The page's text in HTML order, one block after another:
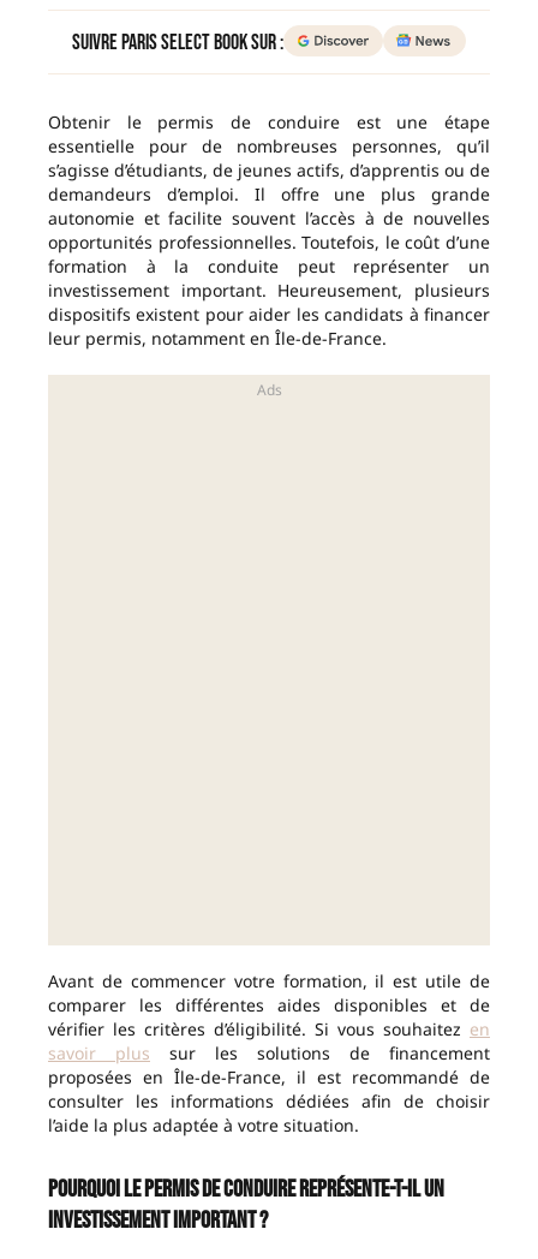
Suivre Paris Select Book sur :
Obtenir le permis de conduire est une étape
essentielle pour de nombreuses personnes, qu’il
s’agisse d’étudiants, de jeunes actifs, d’apprentis ou de
demandeurs d’emploi. Il offre une plus grande
autonomie et facilite souvent l’accès à de nouvelles
opportunités professionnelles. Toutefois, le coût d’une
formation à la conduite peut représenter un
investissement important. Heureusement, plusieurs
dispositifs existent pour aider les candidats à financer
leur permis, notamment en Île-de-France.
Avant de commencer votre formation, il est utile de
comparer les différentes aides disponibles et de
vérifier les critères d’éligibilité. Si vous souhaitez en
savoir plus sur les solutions de financement
proposées en Île-de-France, il est recommandé de
consulter les informations dédiées afin de choisir
l’aide la plus adaptée à votre situation.
Pourquoi le permis de conduire représente-t-il un
investissement important ?